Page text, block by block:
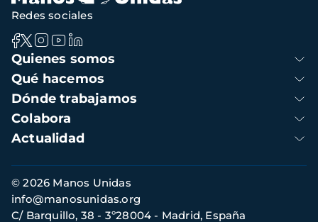
Navegación
principal
Quienes somos
Qué hacemos
Dónde trabajamos
Colabora
Actualidad
Redes sociales
Información
de
contacto
© 2026 Manos Unidas
C/ Barquillo, 38 - 3º28004 - Madrid, España
info@manosunidas.org